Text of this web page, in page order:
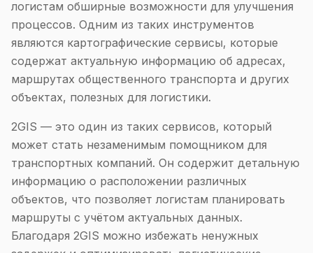
логистам обширные возможности для улучшения
процессов. Одним из таких инструментов
являются картографические сервисы, которые
содержат актуальную информацию об адресах,
маршрутах общественного транспорта и других
объектах, полезных для логистики.
2GIS — это один из таких сервисов, который
может стать незаменимым помощником для
транспортных компаний. Он содержит детальную
информацию о расположении различных
объектов, что позволяет логистам планировать
маршруты с учётом актуальных данных.
Благодаря 2GIS можно избежать ненужных